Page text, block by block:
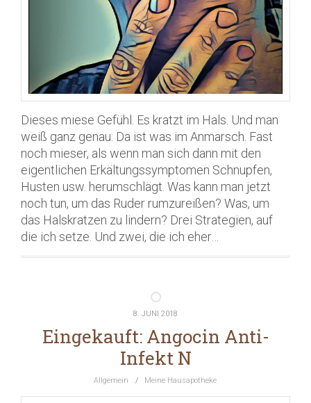
Dieses miese Gefühl. Es kratzt im Hals. Und man
weiß ganz genau: Da ist was im Anmarsch. Fast
noch mieser, als wenn man sich dann mit den
eigentlichen Erkältungssymptomen Schnupfen,
Husten usw. herumschlägt. Was kann man jetzt
noch tun, um das Ruder rumzureißen? Was, um
das Halskratzen zu lindern? Drei Strategien, auf
die ich setze. Und zwei, die ich eher…
8. JUNI 2018
Eingekauft: Angocin Anti-
Infekt N
Allgemein / Meine Hausapotheke